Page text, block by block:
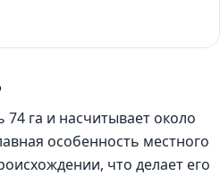
га и насчитывает около
особенность местного
что делает его